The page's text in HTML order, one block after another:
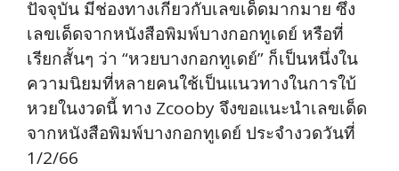
ปัจจุบัน มีช่องทางเกี่ยวกับเลขเด็ดมากมาย ซึ่ง
เลขเด็ดจากหนังสือพิมพ์บางกอกทูเดย์ หรือที่
เรียกสั้นๆ ว่า “หวยบางกอกทูเดย์” ก็เป็นหนึ่งใน
ความนิยมที่หลายคนใช้เป็นแนวทางในการใบ้
หวยในงวดนี้ ทาง Zcooby จึงขอแนะนำเลขเด็ด
จากหนังสือพิมพ์บางกอกทูเดย์ ประจำงวดวันที่
1/2/66